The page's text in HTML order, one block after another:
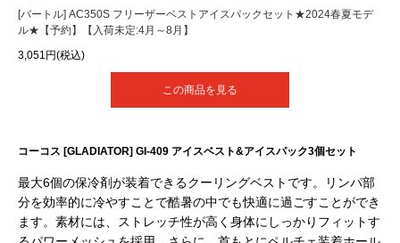
[バートル] AC350S フリーザーベストアイスパックセット★2024春夏モデ
ル★【予約】【入荷未定:4月～8月】
3,051円(税込)
この商品を見る
コーコス [GLADIATOR] GI-409 アイスベスト&アイスパック3個セット
最大6個の保冷剤が装着できるクーリングベストです。リンパ部
分を効率的に冷やすことで酷暑の中でも快適に過ごすことができ
ます。素材には、ストレッチ性が高く身体にしっかりフィットす